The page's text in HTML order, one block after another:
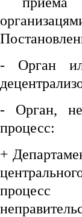
- Орган
- Орган,
процесс:
+